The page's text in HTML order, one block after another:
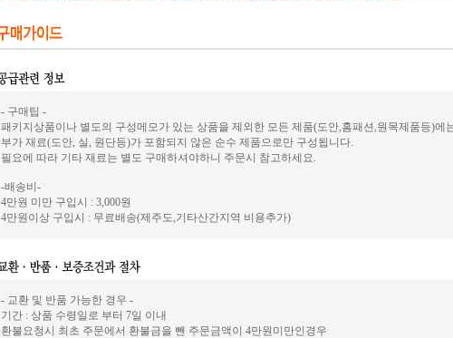
- 구매팁 -
패키지상품이나 별도의 구성메모가 있는 상품을 제외한 모든 제품(도안,홈패션,원목제품등)에
부가 재료(도안, 실, 원단등)가 포함되지 않은 순수 제품으로만 구성됩니다.
필요에 따라 기타 재료는 별도 구매하셔야하니 주문시 참고하세요.
-배송비-
4만원 미만 구입시 : 3,000원
4만원이상 구입시 : 무료배송(제주도,기타산간지역 비용추가)
- 교환 및 반품 가능한 경우 -
기간 : 상품 수령일로 부터 7일 이내
환불요청시 최초 주문에서 환불금을 뺀 주문금액이 4만원미만인경우